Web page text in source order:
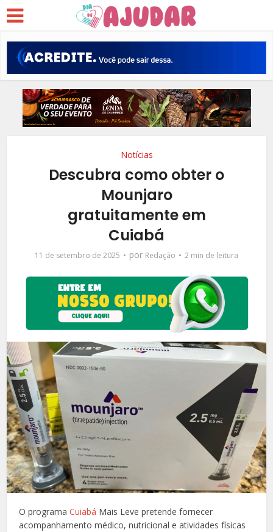
Notícias
Descubra como obter o
Mounjaro
gratuitamente em
Cuiabá
11 de setembro de 2025 por Redação 2 min de leitura
O programaCuiabá Mais Leve pretende fornecer
acompanhamento médico, nutricional e atividades físicas